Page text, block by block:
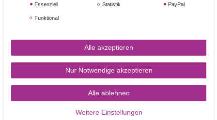
Burgundy -
Essenziell Statistik PayPal
Funktional
Alle akzeptieren
Nur Notwendige akzeptieren
Alle ablehnen
Weitere Einstellungen